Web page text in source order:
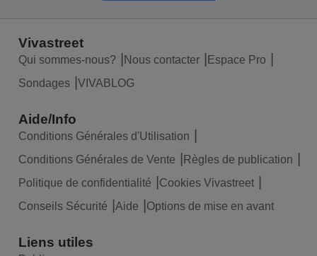
Vivastreet
Qui sommes-nous? Nous contacter
Espace Pro
Sondages
VIVABLOG
Aide/Info
Conditions Générales d'Utilisation
Conditions Générales de Vente
Règles de publication
Politique de confidentialité
Cookies Vivastreet
Conseils Sécurité
Aide Options de mise en avant
Liens utiles